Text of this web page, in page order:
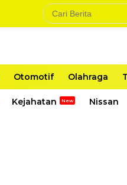
Otomotif Olahraga
Kejahatan Nissan